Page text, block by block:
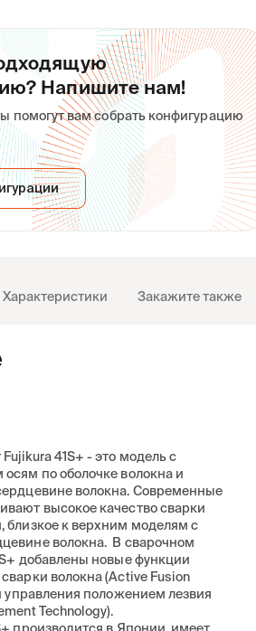
Напишите нам!
помогут вам собрать конфигурацию
Характеристики Закажите также
41S+ - это модель с
по оболочке волокна и
волокна. Современные
высокое качество сварки
близкое к верхним моделям с
волокна. В сварочном
добавлены новые функции
волокна (Active Fusion
управления положением лезвия
Technology).